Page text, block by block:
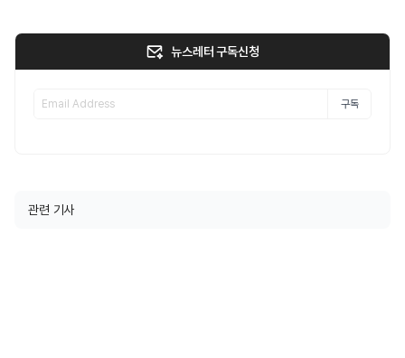
뉴스레터 구독신청
구독
관련 기사